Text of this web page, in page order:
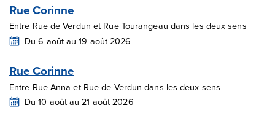
Rue Corinne
Entre Rue de Verdun et Rue Tourangeau dans les deux sens
Du 6 août au 19 août 2026
Rue Corinne
Entre Rue Anna et Rue de Verdun dans les deux sens
Du 10 août au 21 août 2026